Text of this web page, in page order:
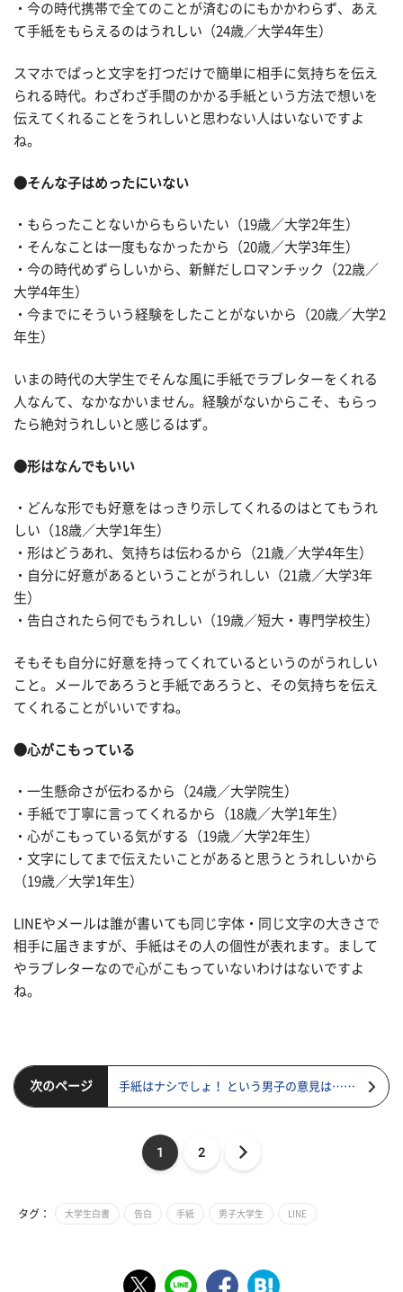
・今の時代携帯で全てのことが済むのにもかかわらず、あえ
て手紙をもらえるのはうれしい（24歳／大学4年生）
スマホでぱっと文字を打つだけで簡単に相手に気持ちを伝え
られる時代。わざわざ手間のかかる手紙という方法で想いを
伝えてくれることをうれしいと思わない人はいないですよ
ね。
●そんな子はめったにいない
・もらったことないからもらいたい（19歳／大学2年生）
・そんなことは一度もなかったから（20歳／大学3年生）
・今の時代めずらしいから、新鮮だしロマンチック（22歳／
大学4年生）
・今までにそういう経験をしたことがないから（20歳／大学2
年生）
いまの時代の大学生でそんな風に手紙でラブレターをくれる
人なんて、なかなかいません。経験がないからこそ、もらっ
たら絶対うれしいと感じるはず。
●形はなんでもいい
・どんな形でも好意をはっきり示してくれるのはとてもうれ
しい（18歳／大学1年生）
・形はどうあれ、気持ちは伝わるから（21歳／大学4年生）
・自分に好意があるということがうれしい（21歳／大学3年
生）
・告白されたら何でもうれしい（19歳／短大・専門学校生）
そもそも自分に好意を持ってくれているというのがうれしい
こと。メールであろうと手紙であろうと、その気持ちを伝え
てくれることがいいですね。
●心がこもっている
・一生懸命さが伝わるから（24歳／大学院生）
・手紙で丁寧に言ってくれるから（18歳／大学1年生）
・心がこもっている気がする（19歳／大学2年生）
・文字にしてまで伝えたいことがあると思うとうれしいから
（19歳／大学1年生）
LINEやメールは誰が書いても同じ字体・同じ文字の大きさで
相手に届きますが、手紙はその人の個性が表れます。まして
やラブレターなので心がこもっていないわけはないですよ
ね。
次のページ 手紙はナシでしょ！ という男子の意見は……
1 2
タグ： 大学生白書 告白 手紙 男子大学生 LINE